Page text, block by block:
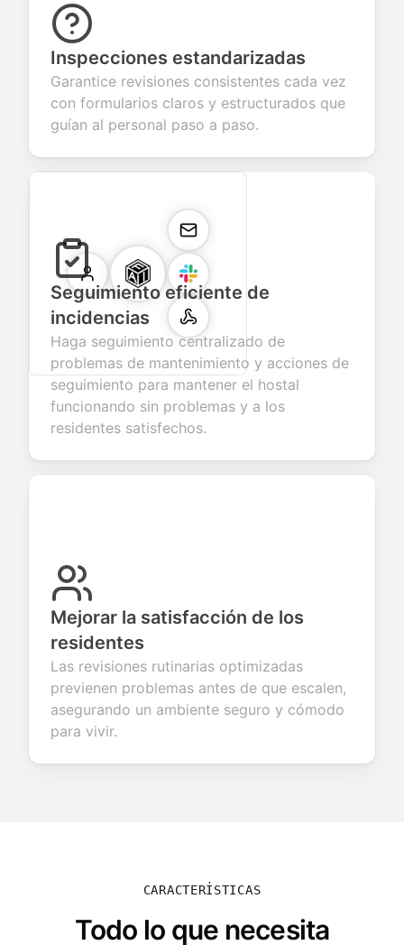
Inspecciones estandarizadas
Garantice revisiones consistentes cada vez
con formularios claros y estructurados que
guían al personal paso a paso.
Seguimiento eficiente de
incidencias
Haga seguimiento centralizado de
problemas de mantenimiento y acciones de
seguimiento para mantener el hostal
funcionando sin problemas y a los
residentes satisfechos.
Mejorar la satisfacción de los
residentes
Las revisiones rutinarias optimizadas
previenen problemas antes de que escalen,
asegurando un ambiente seguro y cómodo
para vivir.
CARACTERÍSTICAS
Todo lo que necesita